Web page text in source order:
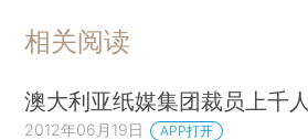
相关阅读
澳大利亚纸媒集团裁员上千人
2012年06月19日 APP打开